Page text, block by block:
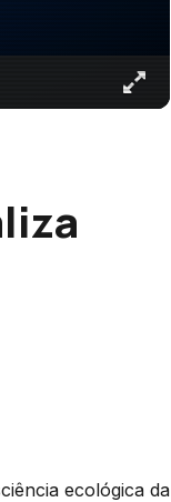
ecológica da